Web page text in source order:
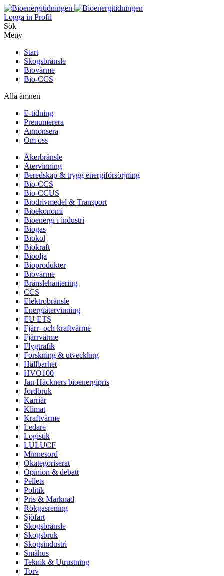
Logga in Profil
Sök
Meny
Start
Skogsbränsle
Biovärme
Bio-CCS
Alla ämnen
E-tidning
Prenumerera
Annonsera
Om oss
Åkerbränsle
Återvinning
Beredskap & trygg energiförsörjning
Bio-CCS
Bio-CCUS
Biodrivmedel & Transport
Bioekonomi
Bioenergi i industri
Biogas
Biokol
Biokraft
Bioolja
Bioprodukter
Biovärme
Bränslehantering
CCS
Elektrobränsle
Energiåtervinning
EU ETS
Fjärr- och kraftvärme
Fjärrvärme
Flygtrafik
Forskning & utveckling
Hållbarhet
HVO100
Jan Häckners bioenergipris
Jordbruk
Karriär
Klimat
Kraftvärme
Ledare
Logistik
LULUCF
Minnesord
Okategoriserat
Opinion & debatt
Pellets
Politik
Pris & Marknad
Rökgasrening
Sjöfart
Skogsbränsle
Skogsbruk
Skogsindustri
Småhus
Teknik & Utrustning
Torv